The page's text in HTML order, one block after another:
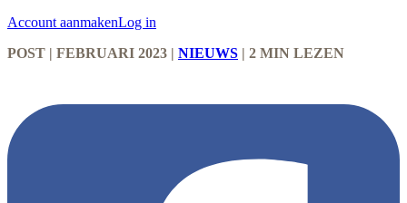
Account aanmakenLog in
POST | FEBRUARI 2023 | NIEUWS | 2 MIN LEZEN